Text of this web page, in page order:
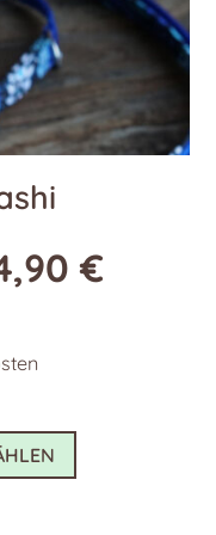
€
Dieses
weist